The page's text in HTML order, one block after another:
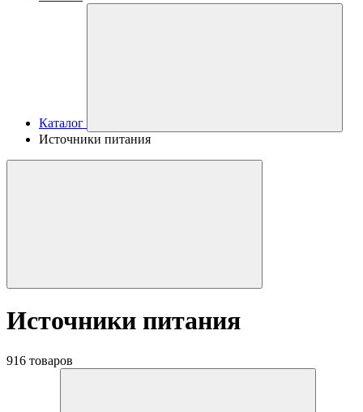
Каталог
Источники питания
Источники питания
916 товаров